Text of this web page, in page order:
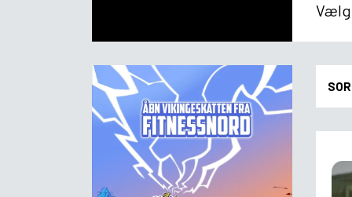
Vælg